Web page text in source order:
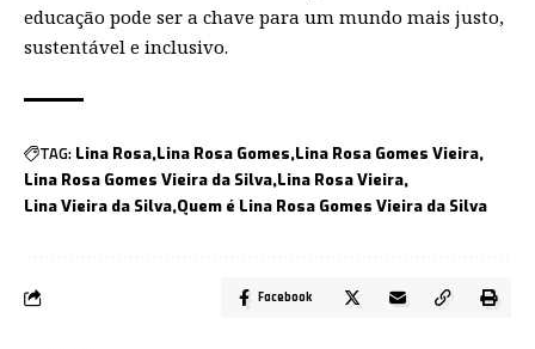
educação pode ser a chave para um mundo mais justo,
sustentável e inclusivo.
TAG: Lina Rosa Lina Rosa Gomes Lina Rosa Gomes Vieira
Lina Rosa Gomes Vieira da Silva Lina Rosa Vieira
Lina Vieira da Silva Quem é Lina Rosa Gomes Vieira da Silva
Facebook